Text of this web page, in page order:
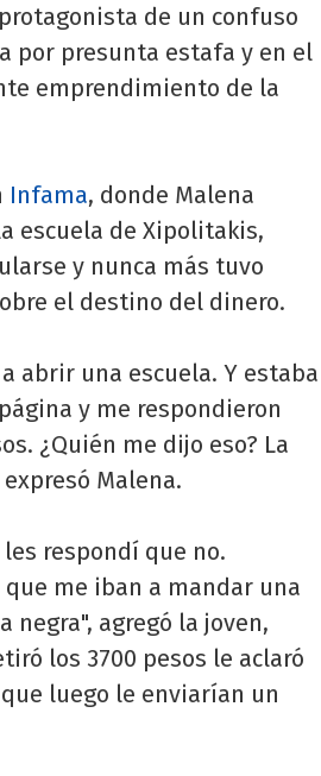
de un confuso
por presunta estafa y en el
emprendimiento de la
Infama, donde Malena
escuela de Xipolitakis,
y nunca más tuvo
el destino del dinero.
abrir una escuela. Y estaba
y me respondieron
¿Quién me dijo eso? La
Malena.
respondí que no.
me iban a mandar una
negra", agregó la joven,
los 3700 pesos le aclaró
luego le enviarían un